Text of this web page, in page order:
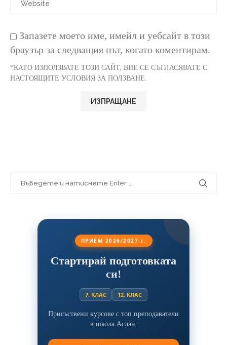
Запазете моето име, имейл и уебсайт в този
браузър за следващия път, когато коментирам.
*КАТО ИЗПОЛЗВАТЕ ТОЗИ САЙТ, ВИЕ СЕ СЪГЛАСЯВАТЕ С
НАСТОЯЩИТЕ УСЛОВИЯ ЗА ПОЛЗВАНЕ.
ПРИЕМ 2026/2027 г.
Стартирай подготовката
си!
7. КЛАС 12. КЛАС
Присъствени курсове с топ преподаватели
в школа Аслан.